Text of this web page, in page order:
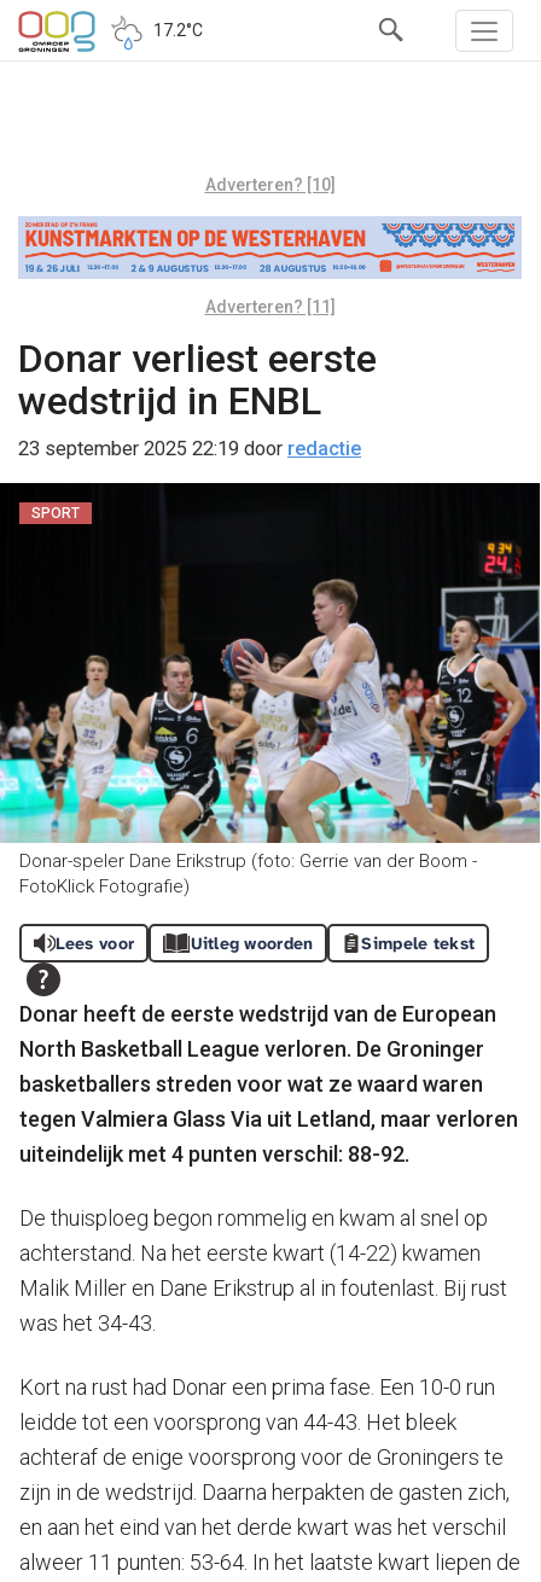
17.2°C
Adverteren? [10]
Adverteren? [11]
Donar verliest eerste
wedstrijd in ENBL
23 september 2025 22:19 door redactie
SPORT
Donar-speler Dane Erikstrup (foto: Gerrie van der Boom -
FotoKlick Fotografie)
Lees voor Uitleg woorden Simpele tekst
Donar heeft de eerste wedstrijd van de European
North Basketball League verloren. De Groninger
basketballers streden voor wat ze waard waren
tegen Valmiera Glass Via uit Letland, maar verloren
uiteindelijk met 4 punten verschil: 88-92.
De thuisploeg begon rommelig en kwam al snel op
achterstand. Na het eerste kwart (14-22) kwamen
Malik Miller en Dane Erikstrup al in foutenlast. Bij rust
was het 34-43.
Kort na rust had Donar een prima fase. Een 10-0 run
leidde tot een voorsprong van 44-43. Het bleek
achteraf de enige voorsprong voor de Groningers te
zijn in de wedstrijd. Daarna herpakten de gasten zich,
en aan het eind van het derde kwart was het verschil
alweer 11 punten: 53-64. In het laatste kwart liepen de